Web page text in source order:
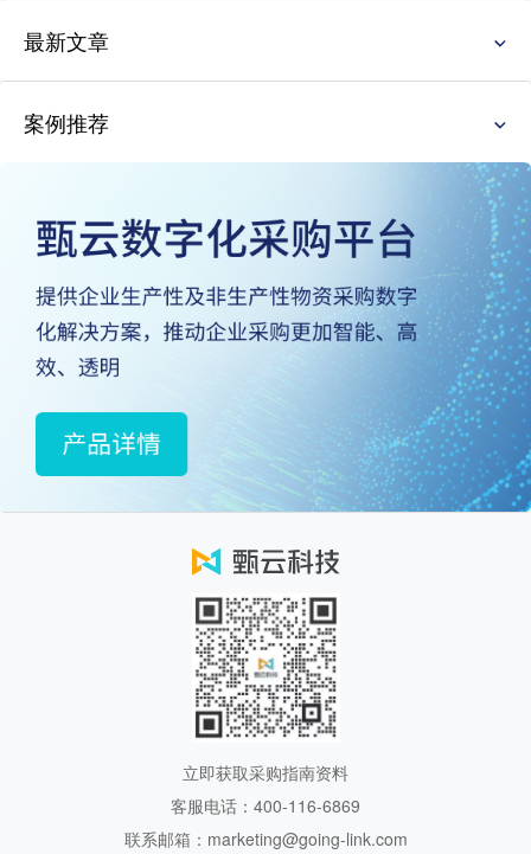
最新文章
案例推荐
立即获取采购指南资料
客服电话：400-116-6869
联系邮箱：marketing@going-link.com